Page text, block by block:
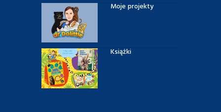
Moje projekty
Książki